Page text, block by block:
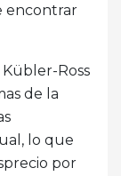
encontrar
Ross
de la
lo que
por